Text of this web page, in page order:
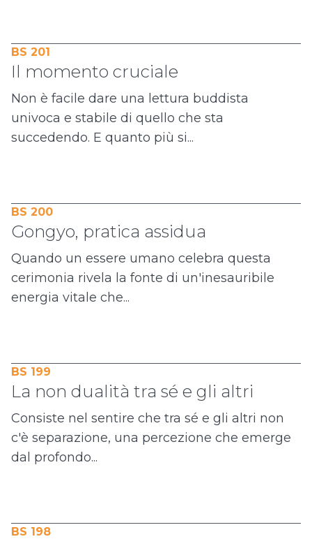
BS 201
Il momento cruciale
Non è facile dare una lettura buddista
univoca e stabile di quello che sta
succedendo. E quanto più si...
BS 200
Gongyo, pratica assidua
Quando un essere umano celebra questa
cerimonia rivela la fonte di un'inesauribile
energia vitale che...
BS 199
La non dualità tra sé e gli altri
Consiste nel sentire che tra sé e gli altri non
c'è separazione, una percezione che emerge
dal profondo...
BS 198